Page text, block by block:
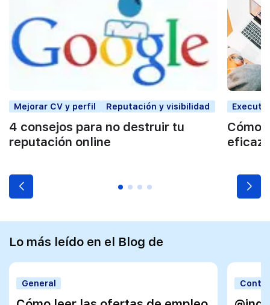
Mejorar CV y perfil Reputación y visibilidad
4 consejos para no destruir tu
reputación online
Cómo
eficaz
Lo más leído en el Blog de
General